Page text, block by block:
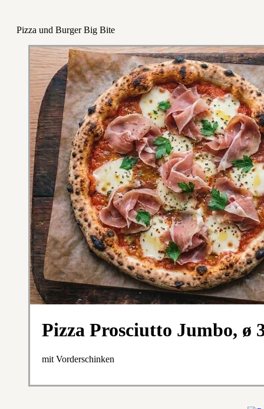
Pizza und Burger Big Bite
Pizza Prosciutto Jumbo, ø
mit Vorderschinken